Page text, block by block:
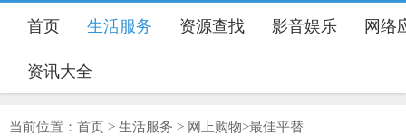
首页 生活服务 资源查找 影音娱乐 网络
资讯大全
当前位置： 首页 > 生活服务 > 网上购物>最佳平替